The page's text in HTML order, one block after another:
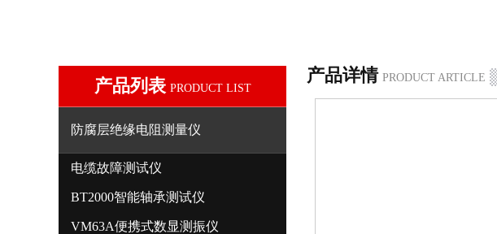
产品列表 PRODUCT LIST
防腐层绝缘电阻测量仪
电缆故障测试仪
BT2000智能轴承测试仪
VM63A便携式数显测振仪
产品详情 PRODUCT ARTICLE